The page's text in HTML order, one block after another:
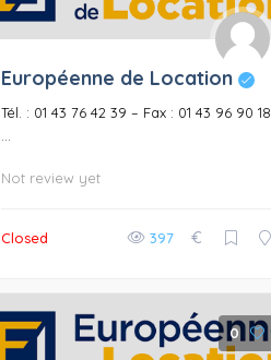
Européenne de Location
Tél. : 01 43 76 42 39 – Fax : 01 43 96 90 18
...
Not review yet
Closed 397 €
0